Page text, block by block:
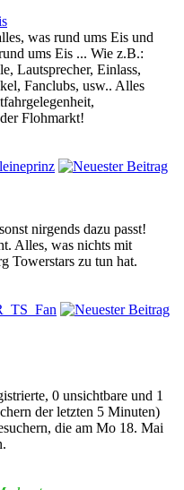
was rund ums Eis und
ums Eis ... Wie z.B.:
Lautsprecher, Einlass,
Fanclubs, usw.. Alles
Flohmarkt!
nirgends dazu passt!
Alles, was nichts mit
Towerstars zu tun hat.
0 unsichtbare und 1
der letzten 5 Minuten)
die am Mo 18. Mai